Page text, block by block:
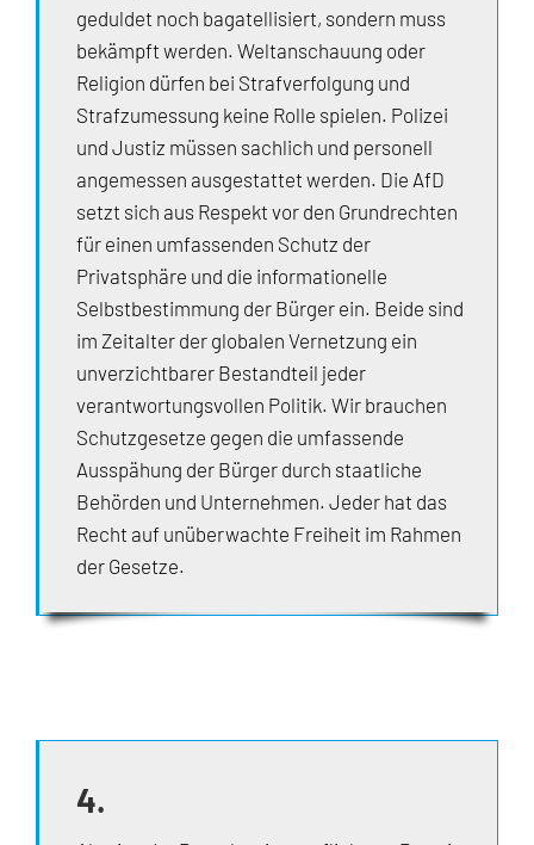
geduldet noch bagatellisiert, sondern muss
bekämpft werden. Weltanschauung oder
Religion dürfen bei Strafverfolgung und
Strafzumessung keine Rolle spielen. Polizei
und Justiz müssen sachlich und personell
angemessen ausgestattet werden. Die AfD
setzt sich aus Respekt vor den Grundrechten
für einen umfassenden Schutz der
Privatsphäre und die informationelle
Selbstbestimmung der Bürger ein. Beide sind
im Zeitalter der globalen Vernetzung ein
unverzichtbarer Bestandteil jeder
verantwortungsvollen Politik. Wir brauchen
Schutzgesetze gegen die umfassende
Ausspähung der Bürger durch staatliche
Behörden und Unternehmen. Jeder hat das
Recht auf unüberwachte Freiheit im Rahmen
der Gesetze.
4.